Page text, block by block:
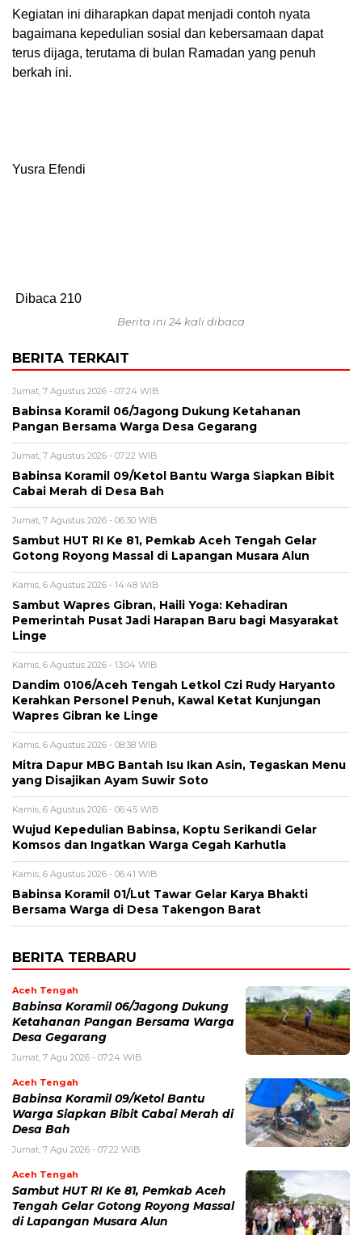
Kegiatan ini diharapkan dapat menjadi contoh nyata
bagaimana kepedulian sosial dan kebersamaan dapat
terus dijaga, terutama di bulan Ramadan yang penuh
berkah ini.
Yusra Efendi
Dibaca 210
Berita ini 24 kali dibaca
BERITA TERKAIT
Jumat, 7 Agustus 2026 - 07:24 WIB
‎Babinsa Koramil 06/Jagong Dukung Ketahanan
Pangan Bersama Warga Desa Gegarang
Jumat, 7 Agustus 2026 - 07:22 WIB
‎Babinsa Koramil 09/Ketol Bantu Warga Siapkan Bibit
Cabai Merah di Desa Bah
Jumat, 7 Agustus 2026 - 06:30 WIB
Sambut HUT RI Ke 81, Pemkab Aceh Tengah Gelar
Gotong Royong Massal di Lapangan Musara Alun
Kamis, 6 Agustus 2026 - 14:48 WIB
‎Sambut Wapres Gibran, Haili Yoga: Kehadiran
Pemerintah Pusat Jadi Harapan Baru bagi Masyarakat
Linge
Kamis, 6 Agustus 2026 - 13:04 WIB
Dandim 0106/Aceh Tengah Letkol Czi Rudy Haryanto
Kerahkan Personel Penuh, Kawal Ketat Kunjungan
Wapres Gibran ke Linge
Kamis, 6 Agustus 2026 - 08:38 WIB
‎Mitra Dapur MBG Bantah Isu Ikan Asin, Tegaskan Menu
yang Disajikan Ayam Suwir Soto
Kamis, 6 Agustus 2026 - 06:45 WIB
‎Wujud Kepedulian Babinsa, Koptu Serikandi Gelar
Komsos dan Ingatkan Warga Cegah Karhutla ‎
Kamis, 6 Agustus 2026 - 06:41 WIB
‎Babinsa Koramil 01/Lut Tawar Gelar Karya Bhakti
Bersama Warga di Desa Takengon Barat
BERITA TERBARU
Aceh Tengah
‎Babinsa Koramil 06/Jagong Dukung
Ketahanan Pangan Bersama Warga
Desa Gegarang
Jumat, 7 Agu 2026 - 07:24 WIB
Aceh Tengah
‎Babinsa Koramil 09/Ketol Bantu
Warga Siapkan Bibit Cabai Merah di
Desa Bah
Jumat, 7 Agu 2026 - 07:22 WIB
Aceh Tengah
Sambut HUT RI Ke 81, Pemkab Aceh
Tengah Gelar Gotong Royong Massal
di Lapangan Musara Alun